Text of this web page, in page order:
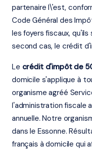
partenaire l\'est,
Code Général des
les foyers fiscaux,
second cas, le crédit
Le crédit d'impôt de
domicile s'applique à
organisme agréé
l'administration fiscale
annuelle. Notre
dans le Essonne.
français à domicile qui